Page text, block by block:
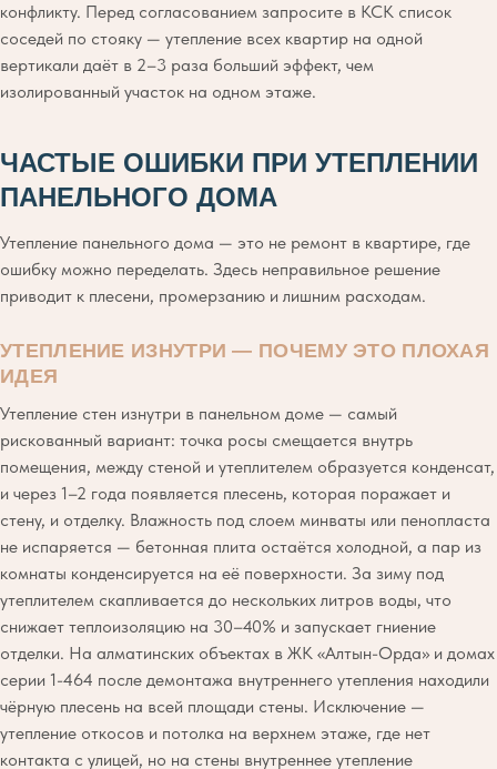
конфликту. Перед согласованием запросите в КСК список
соседей по стояку — утепление всех квартир на одной
вертикали даёт в 2–3 раза больший эффект, чем
изолированный участок на одном этаже.
ЧАСТЫЕ ОШИБКИ ПРИ УТЕПЛЕНИИ
ПАНЕЛЬНОГО ДОМА
Утепление панельного дома — это не ремонт в квартире, где
ошибку можно переделать. Здесь неправильное решение
приводит к плесени, промерзанию и лишним расходам.
УТЕПЛЕНИЕ ИЗНУТРИ — ПОЧЕМУ ЭТО ПЛОХАЯ
ИДЕЯ
Утепление стен изнутри в панельном доме — самый
рискованный вариант: точка росы смещается внутрь
помещения, между стеной и утеплителем образуется конденсат,
и через 1–2 года появляется плесень, которая поражает и
стену, и отделку. Влажность под слоем минваты или пенопласта
не испаряется — бетонная плита остаётся холодной, а пар из
комнаты конденсируется на её поверхности. За зиму под
утеплителем скапливается до нескольких литров воды, что
снижает теплоизоляцию на 30–40% и запускает гниение
отделки. На алматинских объектах в ЖК «Алтын-Орда» и домах
серии 1-464 после демонтажа внутреннего утепления находили
чёрную плесень на всей площади стены. Исключение —
утепление откосов и потолка на верхнем этаже, где нет
контакта с улицей, но на стены внутреннее утепление